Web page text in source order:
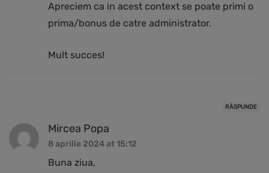
Apreciem ca in acest context se poate primi o
prima/bonus de catre administrator.
Mult succes!
RĂSPUNDE
Mircea Popa
8 aprilie 2024 at 15:12
Buna ziua,